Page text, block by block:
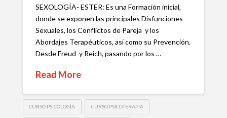
SEXOLOGÍA- ESTER: Es una Formación inicial,
donde se exponen las principales Disfunciones
Sexuales, los Conflictos de Pareja y los
Abordajes Terapéuticos, así como su Prevención.
Desde Freud y Reich, pasando por los …
Read More
CURSO PSICOLOGÍA CURSO PSICOTERAPIA